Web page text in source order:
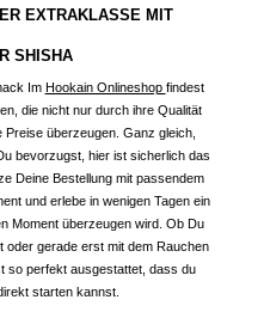
EXTRAKLASSE MIT
SHISHA
Im Hookain Onlineshop findest
die nicht nur durch ihre Qualität
überzeugen. Ganz gleich,
bevorzugst, hier ist sicherlich das
Deine Bestellung mit passendem
und erlebe in wenigen Tagen ein
Moment überzeugen wird. Ob Du
oder gerade erst mit dem Rauchen
so perfekt ausgestattet, dass du
starten kannst.